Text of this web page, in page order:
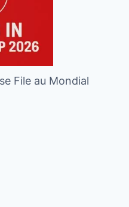
File au Mondial